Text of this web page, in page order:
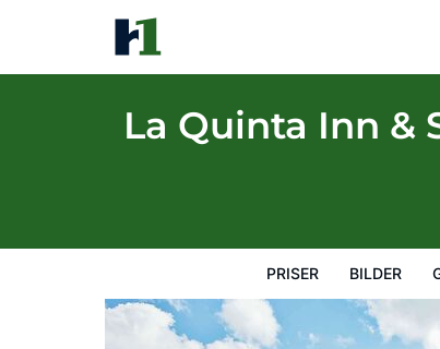
La Quinta Inn &
PRISER BILDER
La Quinta Inn & Suites by Wyndham
Priser